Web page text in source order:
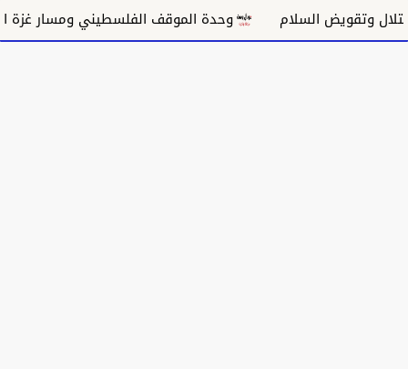
السلام وحدة الموقف الفلسطيني ومسار غزة السياسي